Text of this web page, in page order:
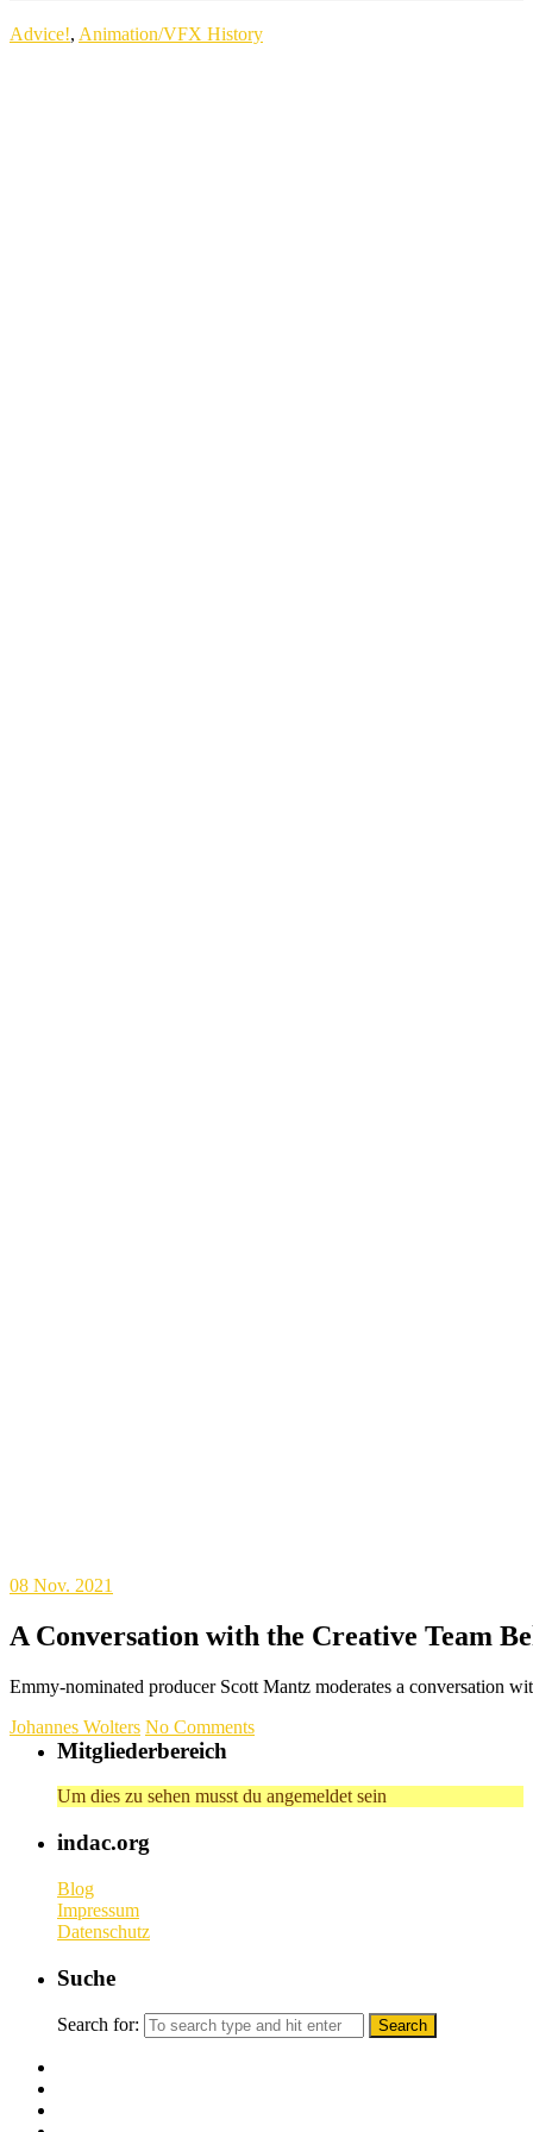
Advice!, Animation/VFX History
08 Nov. 2021
A Conversation with the Creative Team
Emmy-nominated producer Scott Mantz moderates a conversation
Johannes Wolters No Comments
Mitgliederbereich
Um dies zu sehen musst du angemeldet sein
indac.org
Blog
Impressum
Datenschutz
Suche
Search for: